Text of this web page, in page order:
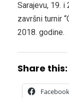
Sarajevu, 19. i
završni turnir
2018. godine.
Share this:
Facebook